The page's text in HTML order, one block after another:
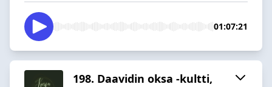
01:07:21
198. Daavidin oksa -kultti,